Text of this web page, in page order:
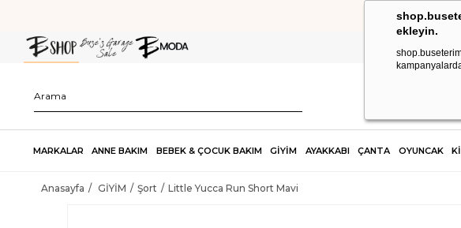
ekleyin.
MARKALAR ANNE BAKIM BEBEK & ÇOCUK BAKIM GİYİM AYAKKABI ÇANTA OYUNCAK
Anasayfa GİYİM Şort Little Yucca Run Short Mavi